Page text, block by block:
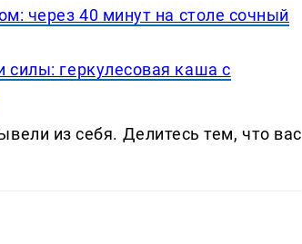
через 40 минут на столе сочный
силы: геркулесовая каша с
из себя. Делитеcь тем, что вас